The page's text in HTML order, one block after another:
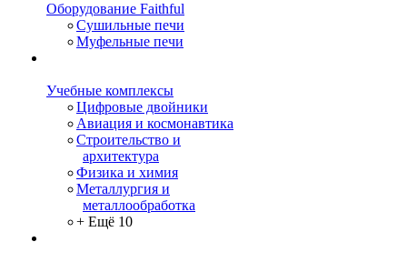
Оборудование Faithful
Сушильные печи
Муфельные печи
Учебные комплексы
Цифровые двойники
Авиация и космонавтика
Строительство и
архитектура
Физика и химия
Металлургия и
металлообработка
+ Ещё 10